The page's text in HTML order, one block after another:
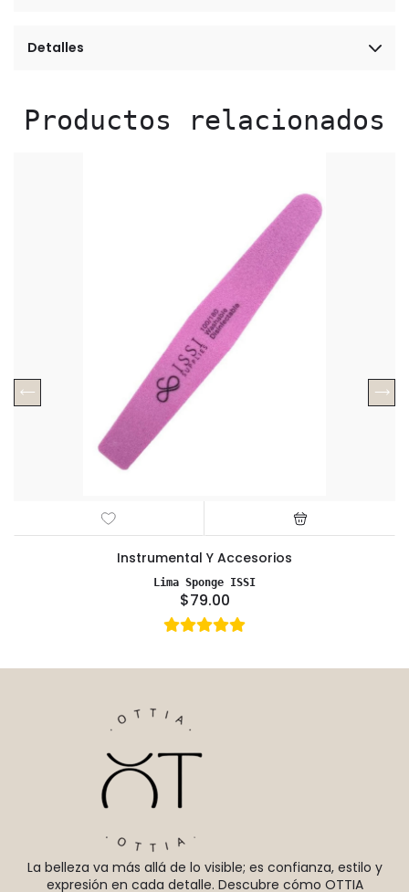
Detalles
Productos relacionados
Instrumental Y Accesorios
Lima Sponge ISSI
$79.00
La belleza va más allá de lo visible; es confianza, estilo y
expresión en cada detalle. Descubre cómo OTTIA